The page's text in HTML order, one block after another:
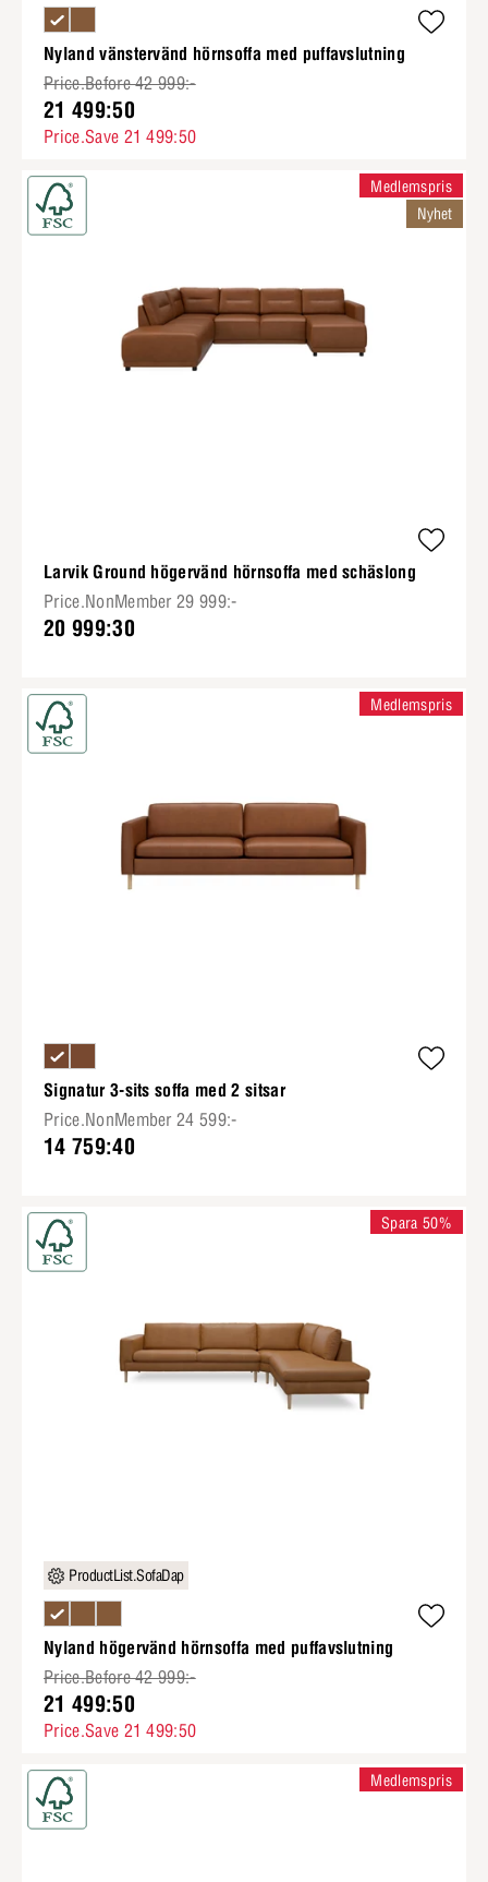
Nyland vänstervänd hörnsoffa med puffavslutning
Price.Before 42 999:-
21 499:50
Price.Save 21 499:50
Larvik Ground högervänd hörnsoffa med schäslong
Price.NonMember 29 999:-
20 999:30
Medlemspris
Nyhet
Signatur 3-sits soffa med 2 sitsar
Price.NonMember 24 599:-
14 759:40
Medlemspris
ProductList.SofaDap
Nyland högervänd hörnsoffa med puffavslutning
Price.Before 42 999:-
21 499:50
Price.Save 21 499:50
Spara 50%
Medlemspris